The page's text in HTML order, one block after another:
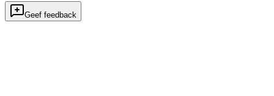
Geef feedback